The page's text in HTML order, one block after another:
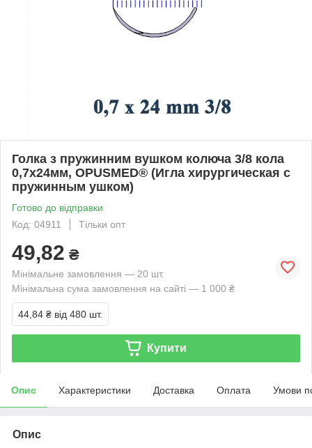
Голка з пружинним вушком колюча 3/8 кола
0,7х24мм, OPUSMED® (Игла хирургическая с
пружинным ушком)
Готово до відправки
Код: 04911
Тільки опт
49,82 ₴
Мінімальне замовлення — 20 шт.
Мінімальна сума замовлення на сайті — 1 000 ₴
44,84 ₴ від 480 шт.
Купити
Опис Характеристики Доставка Оплата Умови
Опис